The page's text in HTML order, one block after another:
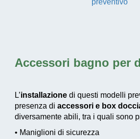
Accessori bagno per
L’installazione di questi modelli
presenza di accessori e box
diversamente abili, tra i quali sono
• Maniglioni di sicurezza